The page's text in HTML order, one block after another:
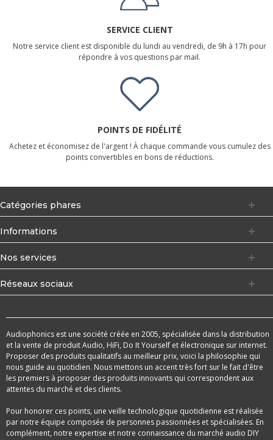
SERVICE CLIENT
Notre service client est disponible du lundi au vendredi, de 9h à 17h pour
répondre à vos questions par mail.
POINTS DE FIDÉLITÉ
Achetez et économisez de l'argent ! À chaque commande vous cumulez des
points convertibles en bons de réductions.
Catégories phares
Informations
Nos services
Réseaux sociaux
Audiophonics est une société créée en 2005, spécialisée dans la distribution
et la vente de produit Audio, HiFi, Do It Yourself et électronique sur internet.
Proposer des produits qualitatifs au meilleur prix, voici la philosophie qui
nous guide au quotidien. Nous mettons un accent très fort sur le fait d'être
les premiers à proposer des produits innovants qui correspondent aux
attentes du marché et des clients.
Pour honorer ces points, une veille technologique quotidienne est réalisée
par notre équipe composée de personnes passionnées et spécialisées. En
complément, notre expertise et notre connaissance du marché audio DIY